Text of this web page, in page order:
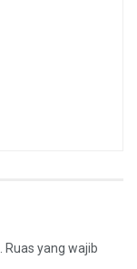
Ruas yang wajib